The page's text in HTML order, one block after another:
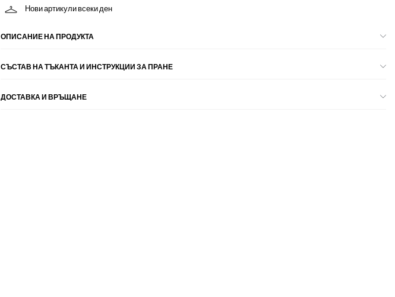
Нови артикули всеки ден
ОПИСАНИЕ НА ПРОДУКТА
СЪСТАВ НА ТЪКАНТА И ИНСТРУКЦИИ ЗА ПРАНЕ
ДОСТАВКА И ВРЪЩАНЕ